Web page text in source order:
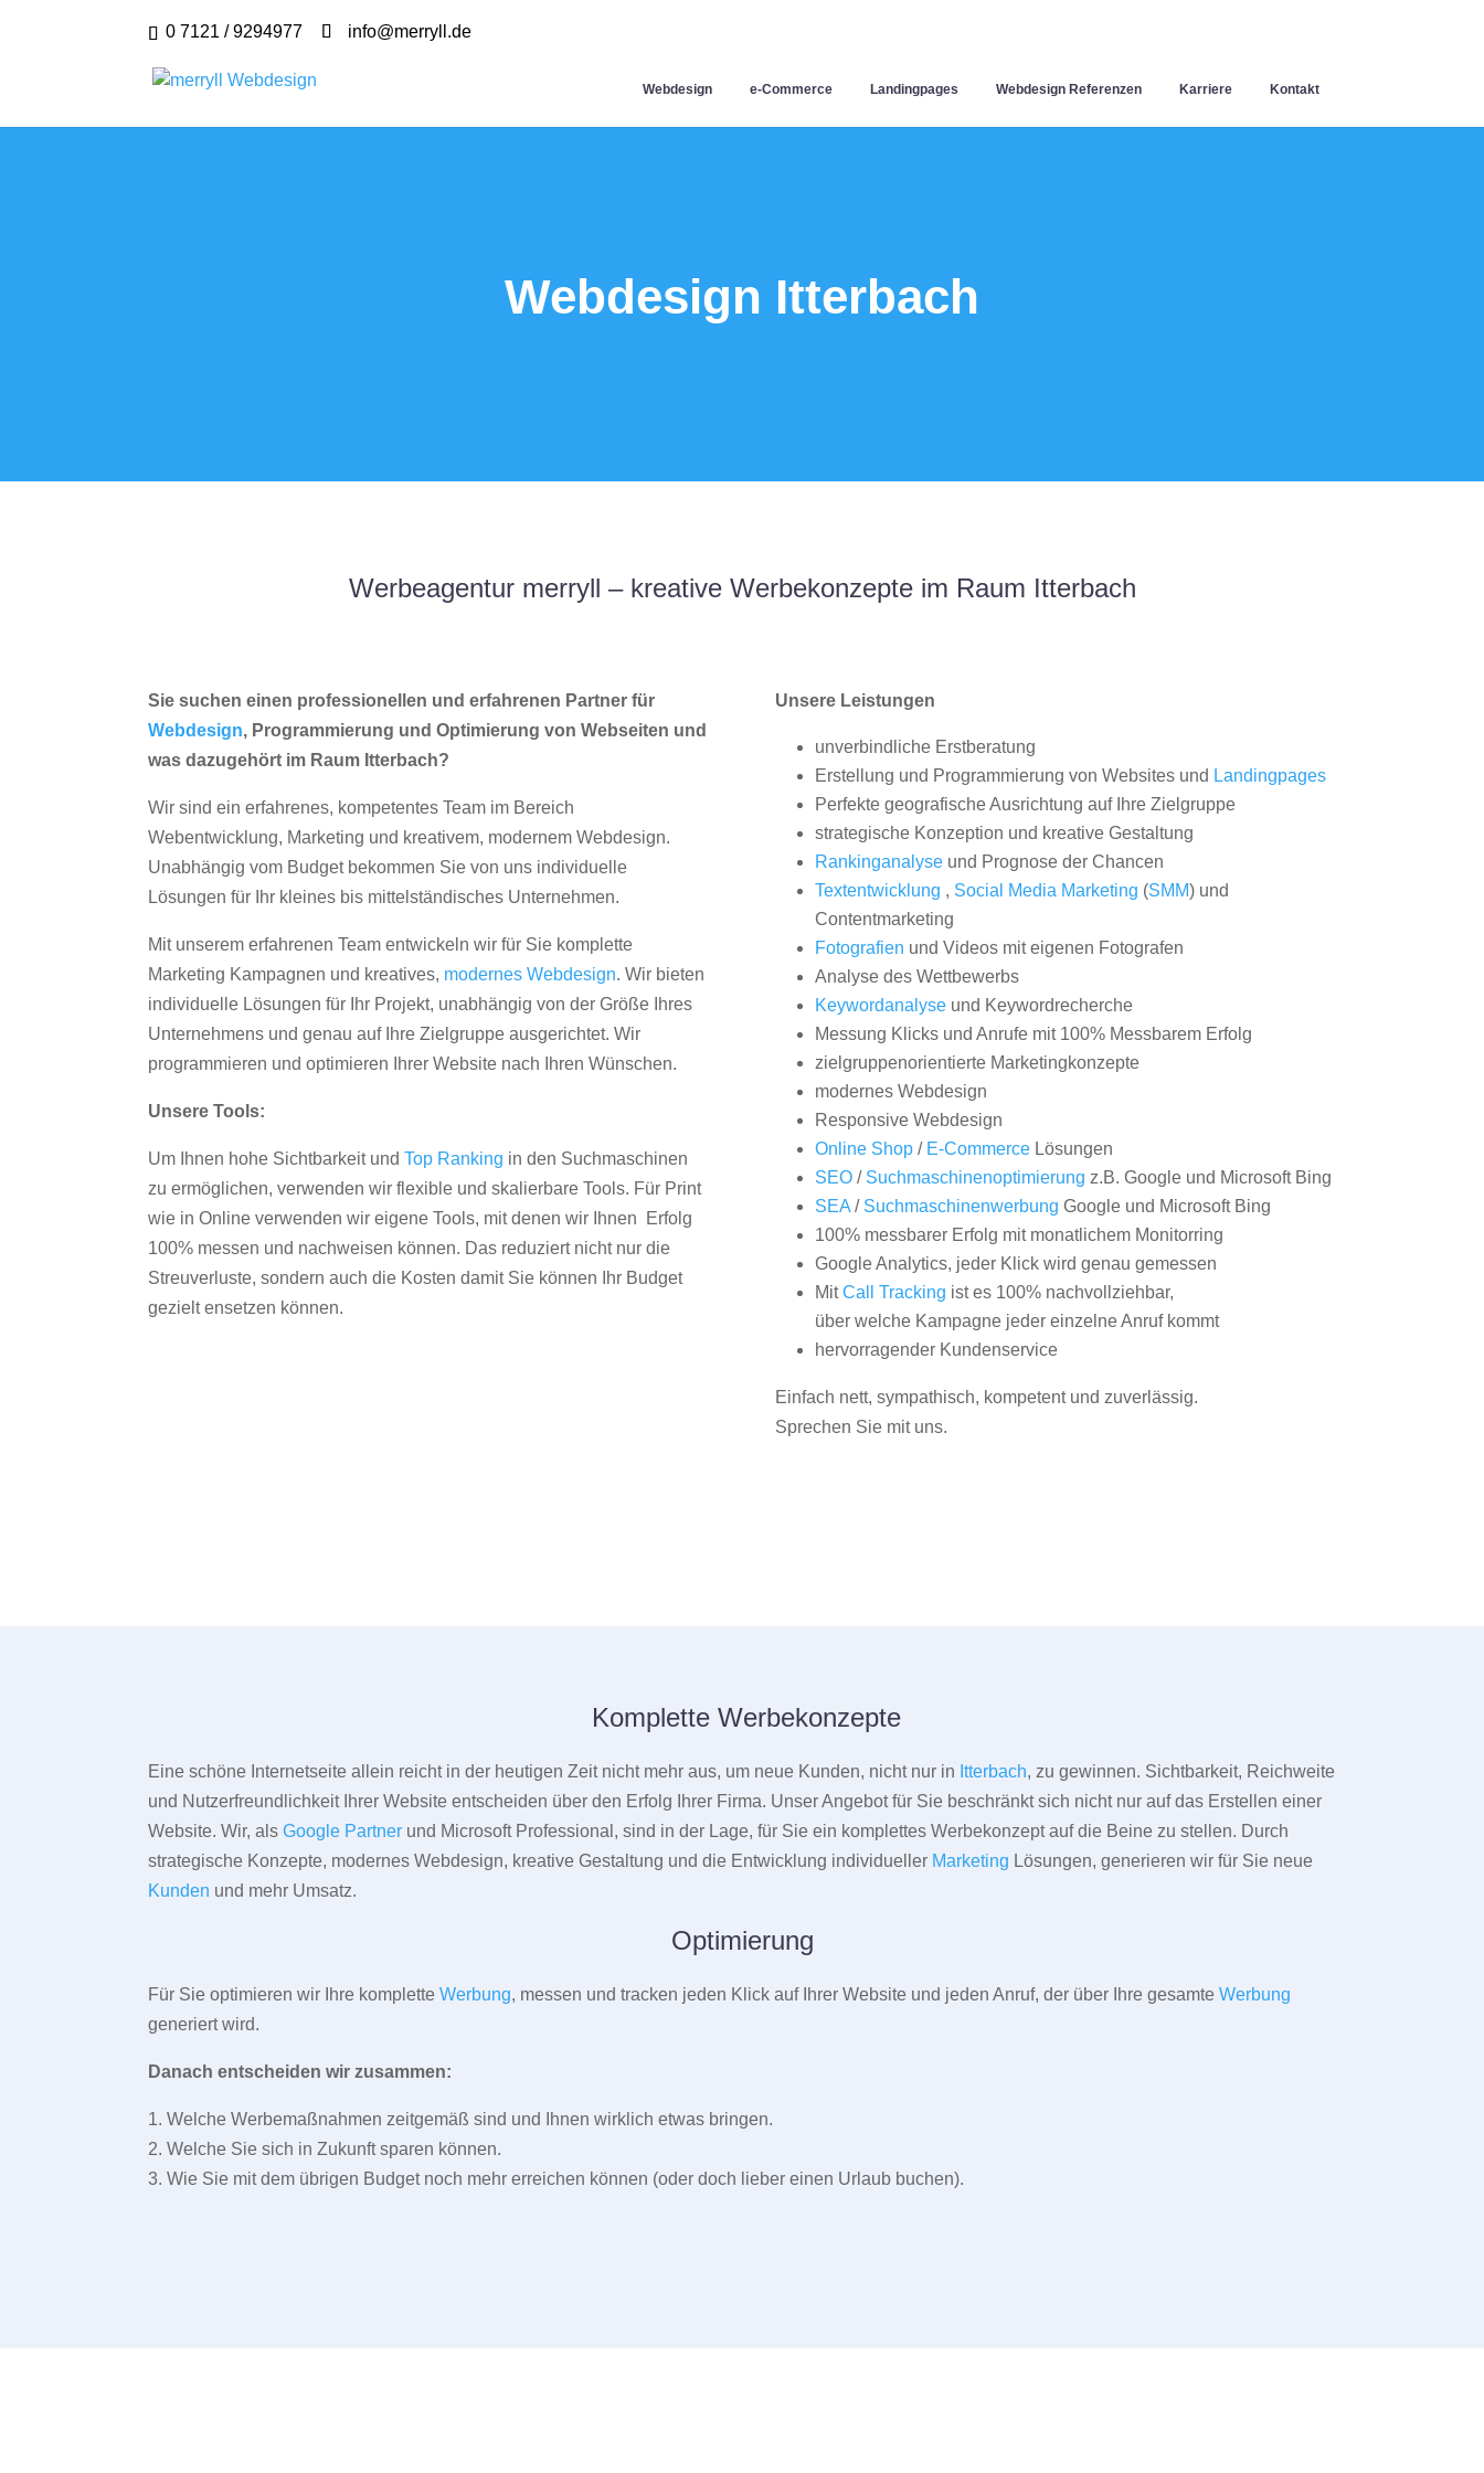
0 7121 / 9294977 info@merryll.de
Webdesign e-Commerce Landingpages Webdesign Referenzen Karriere Kontakt
Webdesign Itterbach
Werbeagentur merryll – kreative Werbekonzepte im Raum Itterbach
Sie suchen einen professionellen und erfahrenen Partner für
Webdesign, Programmierung und Optimierung von Webseiten und
was dazugehört im Raum Itterbach?
Wir sind ein erfahrenes, kompetentes Team im Bereich
Webentwicklung, Marketing und kreativem, modernem Webdesign.
Unabhängig vom Budget bekommen Sie von uns individuelle
Lösungen für Ihr kleines bis mittelständisches Unternehmen.
Mit unserem erfahrenen Team entwickeln wir für Sie komplette
Marketing Kampagnen und kreatives, modernes Webdesign. Wir bieten
individuelle Lösungen für Ihr Projekt, unabhängig von der Größe Ihres
Unternehmens und genau auf Ihre Zielgruppe ausgerichtet. Wir
programmieren und optimieren Ihrer Website nach Ihren Wünschen.
Unsere Tools:
Um Ihnen hohe Sichtbarkeit undTop Ranking in den Suchmaschinen
zu ermöglichen, verwenden wir flexible und skalierbare Tools. Für Print
wie in Online verwenden wir eigene Tools, mit denen wir Ihnen Erfolg
100% messen und nachweisen können. Das reduziert nicht nur die
Streuverluste, sondern auch die Kosten damit Sie können Ihr Budget
gezielt ensetzen können.
Unsere Leistungen
unverbindliche Erstberatung
Erstellung und Programmierung von Websites und Landingpages
Perfekte geografische Ausrichtung auf Ihre Zielgruppe
strategische Konzeption und kreative Gestaltung
Rankinganalyseund Prognose der Chancen
Textentwicklung , Social Media Marketing (SMM) und
Contentmarketing
Fotografien und Videos mit eigenen Fotografen
Analyse des Wettbewerbs
Keywordanalyseund Keywordrecherche
Messung Klicks und Anrufe mit 100% Messbarem Erfolg
zielgruppenorientierte Marketingkonzepte
modernes Webdesign
Responsive Webdesign
Online Shop/ E-CommerceLösungen
SEO/ Suchmaschinenoptimierung z.B. Google und Microsoft Bing
SEA/ Suchmaschinenwerbung Google und Microsoft Bing
100% messbarer Erfolg mit monatlichem Monitorring
Google Analytics, jeder Klick wird genau gemessen
MitCall Tracking ist es 100% nachvollziehbar,
über welche Kampagne jeder einzelne Anruf kommt
hervorragender Kundenservice
Einfach nett, sympathisch, kompetent und zuverlässig.
Sprechen Sie mit uns.
Komplette Werbekonzepte
Eine schöne Internetseite allein reicht in der heutigen Zeit nicht mehr aus, um neue Kunden, nicht nur in Itterbach, zu gewinnen. Sichtbarkeit, Reichweite
und Nutzerfreundlichkeit Ihrer Website entscheiden über den Erfolg Ihrer Firma. Unser Angebot für Sie beschränkt sich nicht nur auf das Erstellen einer
Website. Wir, alsGoogle Partner und Microsoft Professional, sind in der Lage, für Sie ein komplettes Werbekonzept auf die Beine zu stellen. Durch
strategische Konzepte, modernes Webdesign, kreative Gestaltung und die Entwicklung individueller Marketing Lösungen, generieren wir für Sie neue
Kunden und mehr Umsatz.
Optimierung
Für Sie optimieren wir Ihre kompletteWerbung, messen und tracken jeden Klick auf Ihrer Website und jeden Anruf, der über Ihre gesamteWerbung
generiert wird.
Danach entscheiden wir zusammen:
1. Welche Werbemaßnahmen zeitgemäß sind und Ihnen wirklich etwas bringen.
2. Welche Sie sich in Zukunft sparen können.
3. Wie Sie mit dem übrigen Budget noch mehr erreichen können (oder doch lieber einen Urlaub buchen).